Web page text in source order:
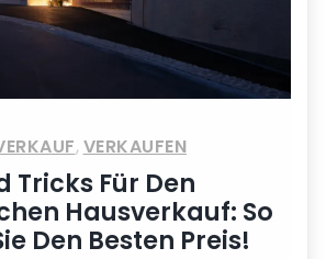
, VERKAUFEN
Tricks Für Den
Hausverkauf: So
Den Besten Preis!